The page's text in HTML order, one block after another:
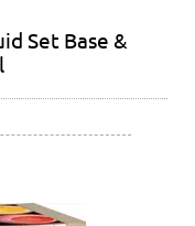
Set Base &